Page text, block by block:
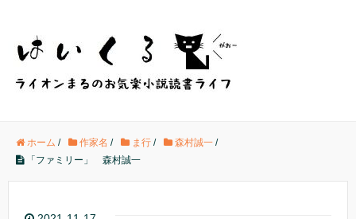
ホーム / 作家名 / ま行 / 森村誠一 /
「ファミリー」 森村誠一